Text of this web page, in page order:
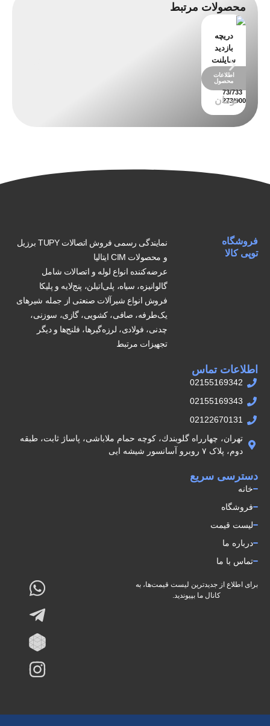
محصولات مرتبط
دریچه
بازدید
سایلنت
اطلاعات
محصول
فروشگاه
توپی کالا
نمایندگی رسمی فروش اتصالات TUPY برزیل
و محصولات CIM ایتالیا
عرضه‌کننده انواع لوله و اتصالات شامل
گالوانیزه، سیاه، پلی‌اتیلن، پنج‌لایه و پلیکا
فروش انواع شیرآلات صنعتی از جمله شیرهای
یک‌طرفه، صافی، کشویی، گازی، سوزنی،
چدنی، فولادی، لرزه‌گیرها، فلنج‌ها و دیگر
تجهیزات مرتبط
دسترسی سریع
خانه
فروشگاه
لیست قیمت
درباره ما
تماس با ما
اطلاعات تماس
02155169342
02155169343
02122670131
تهران، چهارراه گلوبندك، كوچه حمام ملاباشى، پاساژ ثابت، طبقه
دوم، پلاک ۷ روبرو آسانسور شيشه ايى
برای اطلاع از جدیدترین لیست قیمت‌ها، به
کانال ما بپیوندید.